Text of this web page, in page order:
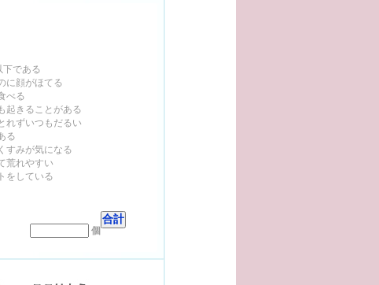
である
顔がほてる
べる
きることがある
ずいつもだるい
る
みが気になる
れやすい
している
個